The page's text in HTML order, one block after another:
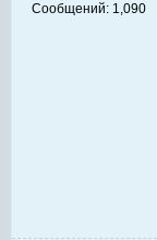
Сообщений: 1,090